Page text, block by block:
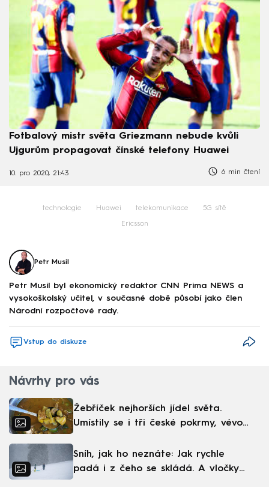
Fotbalový mistr světa Griezmann nebude kvůli
Ujgurům propagovat čínské telefony Huawei
10. pro 2020, 21:43 6 min čtení
technologie Huawei telekomunikace 5G sítě
Ericsson
Petr Musil
Petr Musil byl ekonomický redaktor CNN Prima NEWS a
vysokoškolský učitel, v současné době působí jako člen
Národní rozpočtové rady.
Vstup do diskuze
Návrhy pro vás
Žebříček nejhorších jídel světa.
Umístily se i tři české pokrmy, vévodí
Sníh, jak ho neznáte: Jak rychle
padá i z čeho se skládá. A vločky